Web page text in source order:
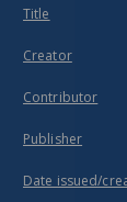
Title
Creator
Contributor
Publisher
Date issued/